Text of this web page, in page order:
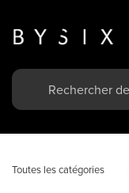
Toutes les catégories